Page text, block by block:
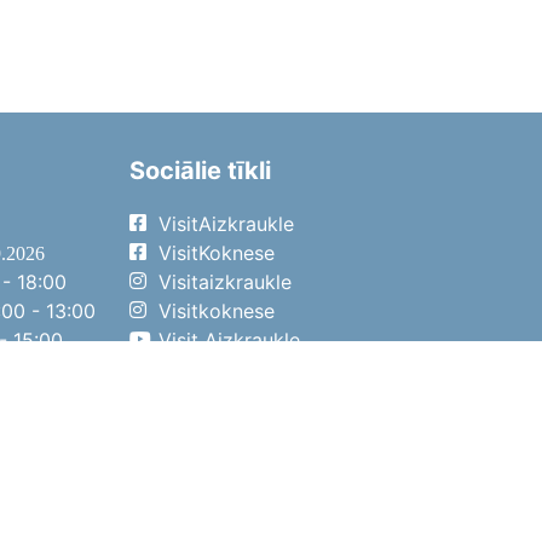
18:00
- 13:00
15:00
Sociālie tīkli
VisitAizkraukle
VisitKoknese
Visitaizkraukle
Visitkoknese
Visit Aizkraukle